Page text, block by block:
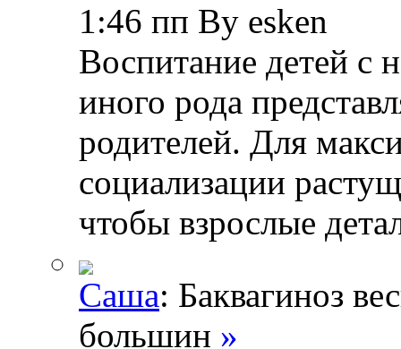
1:46 пп By esken
Воспитание детей с
иного рода
родителей. Для
социализации
чтобы взрослые
Саша: Баквагиноз
большин »